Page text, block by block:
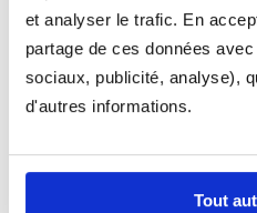
et analyser le trafic. En
partage de ces données
sociaux, publicité, analyse),
d'autres informations.
Tout